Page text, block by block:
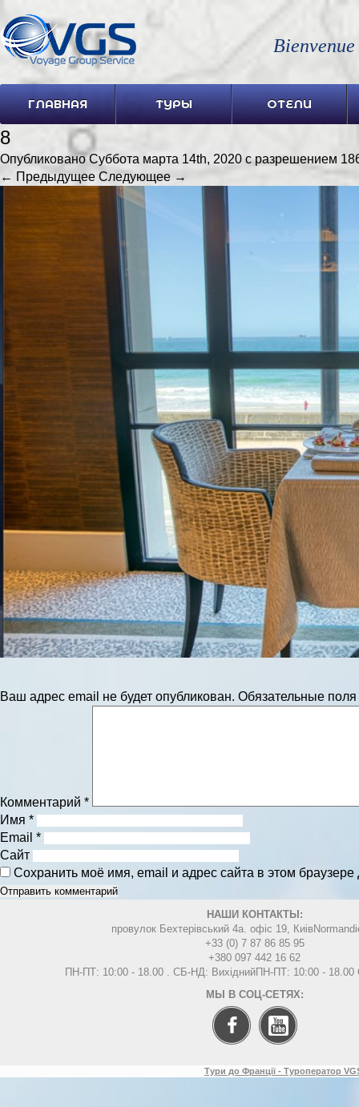
ГЛАВНАЯ ТУРЫ ОТЕЛИ
8
ОпубликованоСуббота марта 14th, 2020 с разрешением
← Предыдущее Следующее →
Ваш адрес email не будет опубликован. Обязательные
Комментарий *
Имя *
Email *
Сайт
Сохранить моё имя, email и адрес сайта в этом
НАШИ КОНТАКТЫ:
провулок Бехтерівський 4а. офіс 19, Киів
+33 (0) 7 87 86 85 95
+380 097 442 16 62
ПН-ПТ: 10:00 - 18.00 . СБ-НД: ВихіднийПН-ПТ: 10:00 -
МЫ В СОЦ-СЕТЯХ:
Тури до Франції - Туроператор